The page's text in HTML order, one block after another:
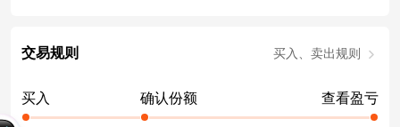
交易规则 买入、卖出规则
买入 确认份额 查看盈亏